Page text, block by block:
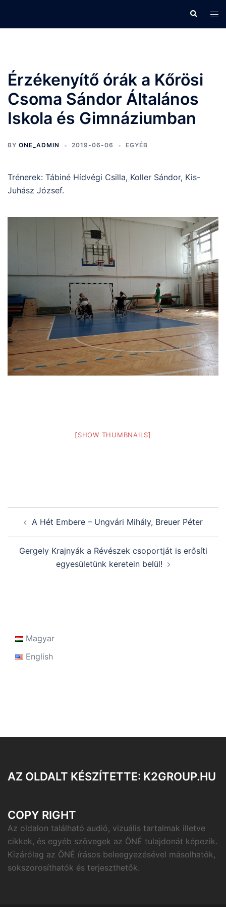
Search
Érzékenyítő órák a Kőrösi
Csoma Sándor Általános
Iskola és Gimnáziumban
BY ONE_ADMIN 2019-06-06 EGYÉB
Trénerek: Tábiné Hídvégi Csilla, Koller Sándor, Kis-
Juhász József.
[SHOW THUMBNAILS]
navigation
A Hét Embere – Ungvári Mihály, Breuer Péter
Gergely Krajnyák a Révészek csoportját is erősíti
egyesületünk keretein belül!
Magyar
English
AZ OLDALT KÉSZÍTETTE: K2GROUP.HU
COPY RIGHT
Az oldalon található audió, vizuális tartalmak illetve
cikkek, és egyéb szövegek az ÖNÉ tulajdonát képezik.
Kizárólag az ÖNÉ írásos beleegyezésével másolhatók,
sokszorosíthatók és terjeszthetők.